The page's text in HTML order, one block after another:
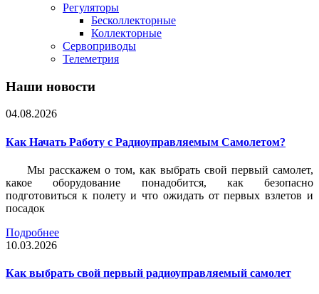
Регуляторы
Бесколлекторные
Коллекторные
Сервоприводы
Телеметрия
Наши новости
04.08.2026
Как Начать Работу с Радиоуправляемым Самолетом?
Мы расскажем о том, как выбрать свой первый самолет,
какое оборудование понадобится, как безопасно
подготовиться к полету и что ожидать от первых взлетов и
посадок
Подробнее
10.03.2026
Как выбрать свой первый радиоуправляемый самолет